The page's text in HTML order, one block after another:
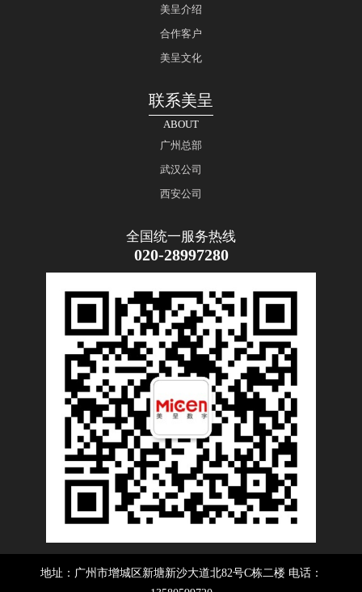
美呈介绍
合作客户
美呈文化
联系美呈
ABOUT
广州总部
武汉公司
西安公司
全国统一服务热线
020-28997280
地址：广州市增城区新塘新沙大道北82号C栋二楼 电话：